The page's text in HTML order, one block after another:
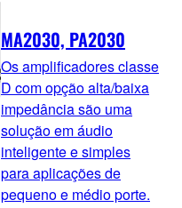
MA2030, PA2030
Os amplificadores classe
D com opção alta/baixa
impedância são uma
solução em áudio
inteligente e simples
para aplicações de
pequeno e médio porte.